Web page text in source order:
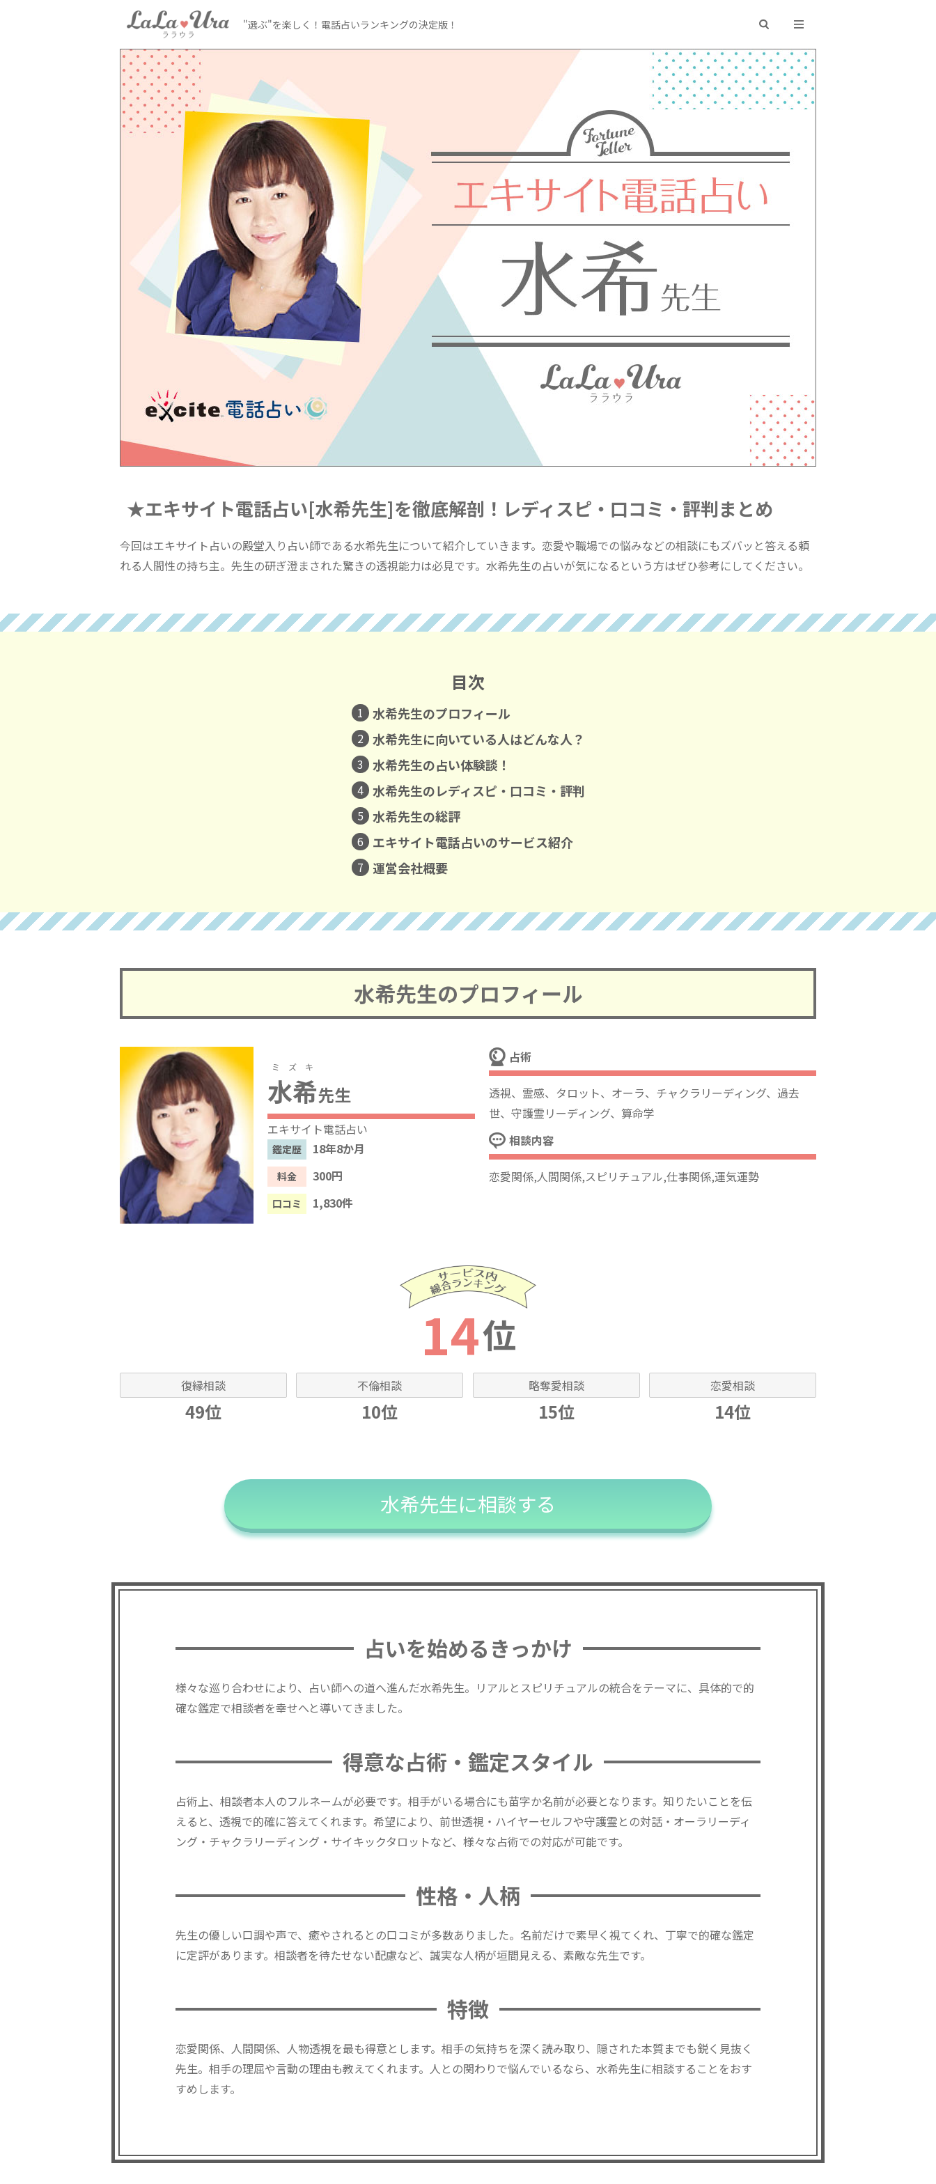
"選ぶ"を楽しく！電話占いランキングの決定版！
★エキサイト電話占い[水希先生]を徹底解剖！レディスピ・口コミ・評判まとめ
今回はエキサイト占いの殿堂入り占い師である水希先生について紹介していきます。恋愛や職場での悩みなどの相談にもズバッと答える頼
れる人間性の持ち主。先生の研ぎ澄まされた驚きの透視能力は必見です。水希先生の占いが気になるという方はぜひ参考にしてください。
目次
1 水希先生のプロフィール
2 水希先生に向いている人はどんな人？
3 水希先生の占い体験談！
4 水希先生のレディスピ・口コミ・評判
5 水希先生の総評
6 エキサイト電話占いのサービス紹介
7 運営会社概要
水希先生のプロフィール
水希
ミズキ
先生
エキサイト電話占い
鑑定歴 18年8か月
料金 300円
口コミ 1,830件
占術
透視、霊感、タロット、オーラ、チャクラリーディング、過去
世、守護霊リーディング、算命学
相談内容
恋愛関係,人間関係,スピリチュアル,仕事関係,運気運勢
14位
復縁相談
49位
不倫相談
10位
略奪愛相談
15位
恋愛相談
14位
水希先生に相談する
占いを始めるきっかけ
様々な巡り合わせにより、占い師への道へ進んだ水希先生。リアルとスピリチュアルの統合をテーマに、具体的で的
確な鑑定で相談者を幸せへと導いてきました。
得意な占術・鑑定スタイル
占術上、相談者本人のフルネームが必要です。相手がいる場合にも苗字か名前が必要となります。知りたいことを伝
えると、透視で的確に答えてくれます。希望により、前世透視・ハイヤーセルフや守護霊との対話・オーラリーディ
ング・チャクラリーディング・サイキックタロットなど、様々な占術での対応が可能です。
性格・人柄
先生の優しい口調や声で、癒やされるとの口コミが多数ありました。名前だけで素早く視てくれ、丁寧で的確な鑑定
に定評があります。相談者を待たせない配慮など、誠実な人柄が垣間見える、素敵な先生です。
特徴
恋愛関係、人間関係、人物透視を最も得意とします。相手の気持ちを深く読み取り、隠された本質までも鋭く見抜く
先生。相手の理屈や言動の理由も教えてくれます。人との関わりで悩んでいるなら、水希先生に相談することをおす
すめします。